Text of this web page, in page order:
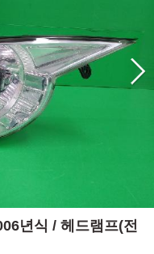
년식 / 헤드램프(전